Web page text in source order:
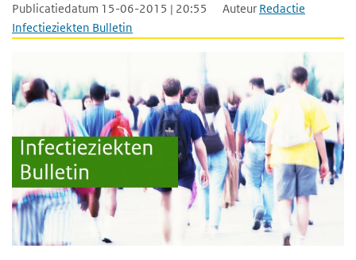
Publicatiedatum 15-06-2015 | 20:55 Auteur Redactie
Infectieziekten Bulletin